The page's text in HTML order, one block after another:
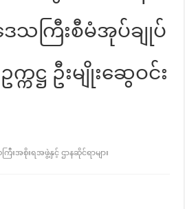
သကြီးစီမံအုပ်ချုပ်
ကဋ္ဌ ဦးမျိုးဆွေဝင်း
ြီးအစိုးရအဖွဲ့နှင့် ဌာနဆိုင်ရာများ